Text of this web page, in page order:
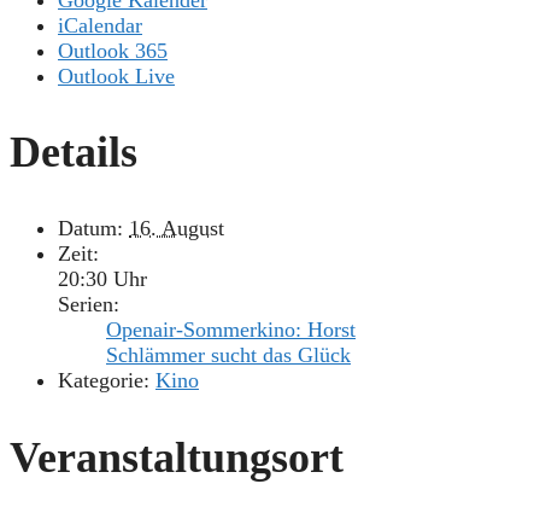
iCalendar
Outlook 365
Outlook Live
Details
Datum: 16. August
Zeit:
20:30 Uhr
Serien:
Openair-Sommerkino: Horst
Schlämmer sucht das Glück
Kategorie: Kino
Veranstaltungsort